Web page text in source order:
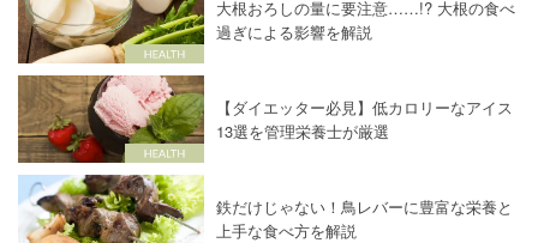
大根おろしの量に要注意……!? 大根の食べ
過ぎによる影響を解説
【ダイエッター必見】低カロリーなアイス
13選を管理栄養士が厳選
鉄だけじゃない！鳥レバーに豊富な栄養と
上手な食べ方を解説